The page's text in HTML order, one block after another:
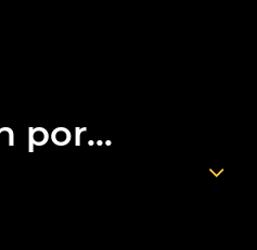
por...